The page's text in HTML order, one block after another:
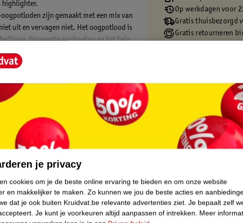
highlighter.
zijn gemaakt met een mix van
uit en vervagen niet. Het oogpotlood is
binnenste ooghoeken en het hele
Op werkdagen voor
Gratis thuisbezorgd
Gratis retourneren
Gratis punten met
je privacy
cookies om je de beste online ervaring te bieden en om onze website
en makkelijker te maken. Zo kunnen we jou de beste acties en
dat je ook buiten Kruidvat.be relevante advertenties ziet. Je bepaalt zelf
Je kunt je voorkeuren altijd aanpassen of intrekken. Meer